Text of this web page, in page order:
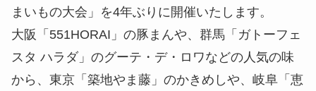
まいもの大会」を4年ぶりに開催いたします。
大阪「551HORAI」の豚まんや、群馬「ガトーフェ
スタ ハラダ」のグーテ・デ・ロワなどの人気の味
から、東京「築地やま藤」のかきめしや、岐阜「恵